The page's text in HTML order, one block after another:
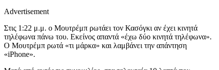
Advertisement
Στις 1:22 μ.μ. ο Μουτρέμπ ρωτάει τον Κασόγκι αν έχει κινητά
τηλέφωνα πάνω του. Εκείνος απαντά «έχω δύο κινητά τηλέφωνα».
Ο Μουτρέμπ ρωτά «τι μάρκα» και λαμβάνει την απάντηση
«iPhone».